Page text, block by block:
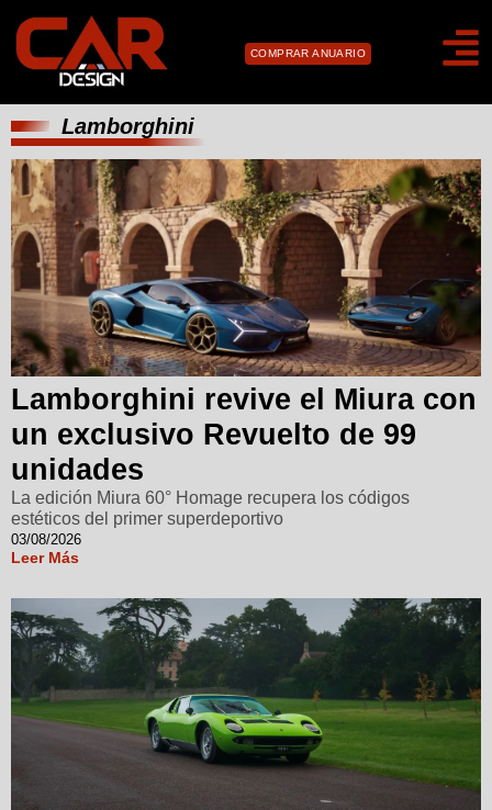
COMPRAR ANUARIO
Lamborghini
Lamborghini revive el Miura con
un exclusivo Revuelto de 99
unidades
La edición Miura 60° Homage recupera los códigos
estéticos del primer superdeportivo
03/08/2026
Leer Más